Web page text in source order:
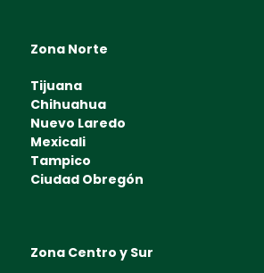
Zona Norte
Tijuana
Chihuahua
Nuevo Laredo
Mexicali
Tampico
Ciudad Obregón
Zona Centro y Sur